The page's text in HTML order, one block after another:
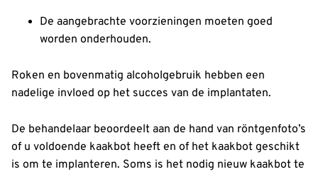
De aangebrachte voorzieningen moeten goed
worden onderhouden.
Roken en bovenmatig alcoholgebruik hebben een
nadelige invloed op het succes van de implantaten.
De behandelaar beoordeelt aan de hand van röntgenfoto’s
of u voldoende kaakbot heeft en of het kaakbot geschikt
is om te implanteren. Soms is het nodig nieuw kaakbot te